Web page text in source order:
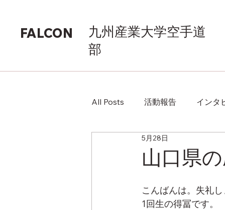
FALCON
九州産業大学空手道
部
All Posts 活動報告 インタ
山口県
5月28日
こんばんは。失礼
1回生の得冨です。